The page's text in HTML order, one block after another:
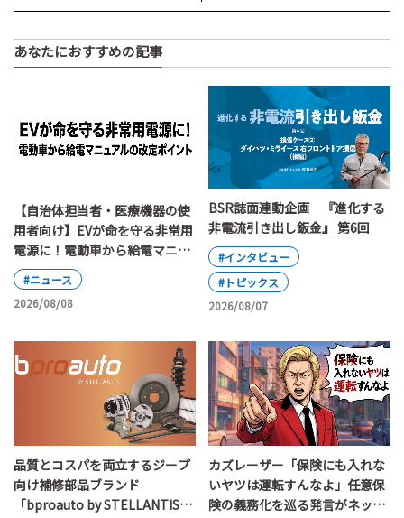
あなたにおすすめの記事
【自治体担当者・医療機器の使
用者向け】EVが命を守る非常用
電源に！電動車から給電マニュ
アルの改定ポイント
#ニュース
2026/08/08
BSR誌面連動企画 『進化する
非電流引き出し鈑金』 第6回
#インタビュー
#トピックス
2026/08/07
品質とコスパを両立するジープ
向け補修部品ブランド
「bproauto by STELLANTIS」
カズレーザー「保険にも入れな
いヤツは運転すんなよ」任意保
険の義務化を巡る発言がネット